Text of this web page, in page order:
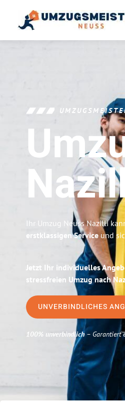
Ihr Umzug Neuss Nazilli
erstklassigen Service und
Jetzt Ihr individuelles
stressfreien Umzug nach
UNVERBINDLICHES
100% unverbindlich– Garantiert